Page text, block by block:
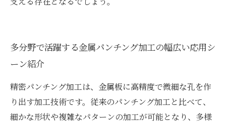
多分野で活躍する金属パンチング加工の幅広い応用シ
ーン紹介
精密パンチング加工は、金属板に高精度で微細な孔を作
り出す加工技術です。従来のパンチング加工と比べて、
細かな形状や複雑なパターンの加工が可能となり、多様